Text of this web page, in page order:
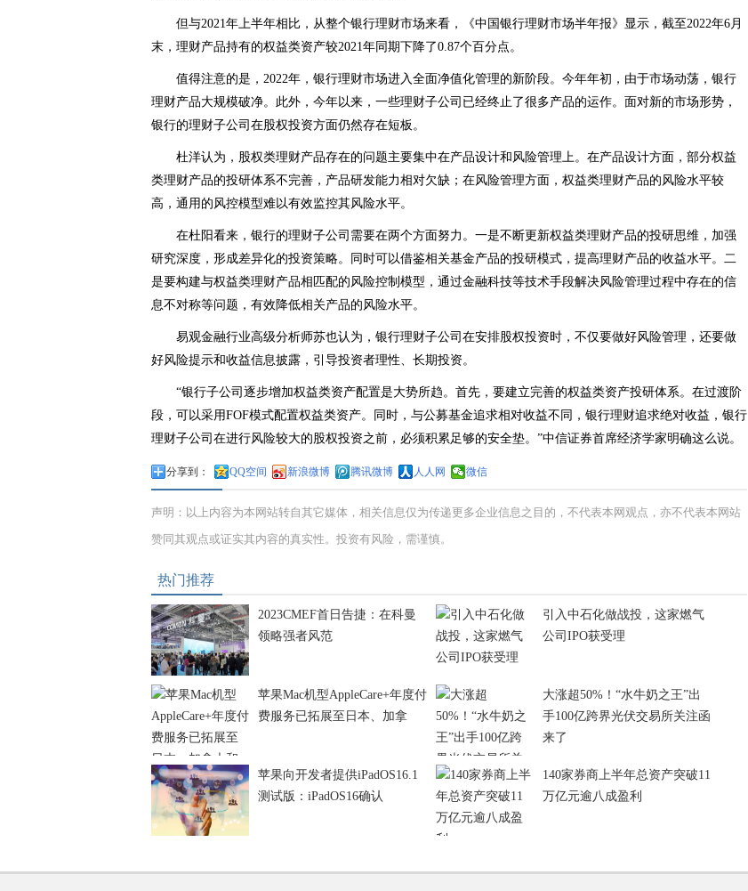
但与2021年上半年相比，从整个银行理财市场来看，《中国银行理财市场半年报》显示，截至2022年6月
末，理财产品持有的权益类资产较2021年同期下降了0.87个百分点。
值得注意的是，2022年，银行理财市场进入全面净值化管理的新阶段。今年年初，由于市场动荡，银行
理财产品大规模破净。此外，今年以来，一些理财子公司已经终止了很多产品的运作。面对新的市场形势，
银行的理财子公司在股权投资方面仍然存在短板。
杜洋认为，股权类理财产品存在的问题主要集中在产品设计和风险管理上。在产品设计方面，部分权益
类理财产品的投研体系不完善，产品研发能力相对欠缺；在风险管理方面，权益类理财产品的风险水平较
高，通用的风控模型难以有效监控其风险水平。
在杜阳看来，银行的理财子公司需要在两个方面努力。一是不断更新权益类理财产品的投研思维，加强
研究深度，形成差异化的投资策略。同时可以借鉴相关基金产品的投研模式，提高理财产品的收益水平。二
是要构建与权益类理财产品相匹配的风险控制模型，通过金融科技等技术手段解决风险管理过程中存在的信
息不对称等问题，有效降低相关产品的风险水平。
易观金融行业高级分析师苏也认为，银行理财子公司在安排股权投资时，不仅要做好风险管理，还要做
好风险提示和收益信息披露，引导投资者理性、长期投资。
“银行子公司逐步增加权益类资产配置是大势所趋。首先，要建立完善的权益类资产投研体系。在过渡阶
段，可以采用FOF模式配置权益类资产。同时，与公募基金追求相对收益不同，银行理财追求绝对收益，银行
理财子公司在进行风险较大的股权投资之前，必须积累足够的安全垫。”中信证券首席经济学家明确这么说。
分享到： QQ空间 新浪微博 腾讯微博 人人网 微信
声明：以上内容为本网站转自其它媒体，相关信息仅为传递更多企业信息之目的，不代表本网观点，亦不代表本网站
赞同其观点或证实其内容的真实性。投资有风险，需谨慎。
热门推荐
2023CMEF首日告捷：在科曼
领略强者风范
引入中石化做战投，这家燃气
公司IPO获受理
苹果Mac机型AppleCare+年度付
费服务已拓展至日本、加拿
大涨超50%！“水牛奶之王”出
手100亿跨界光伏交易所关注函
来了
苹果向开发者提供iPadOS16.1
测试版：iPadOS16确认
140家券商上半年总资产突破11
万亿元逾八成盈利